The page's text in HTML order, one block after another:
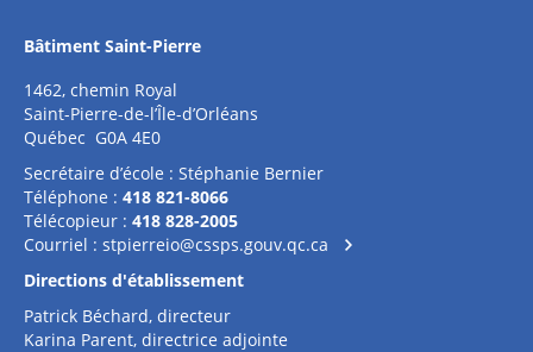
Bâtiment Saint-Pierre
1462, chemin Royal
Saint-Pierre-de-l’Île-d’Orléans
Québec G0A 4E0
Secrétaire d’école : Stéphanie Bernier
Téléphone : 418 821-8066
Télécopieur : 418 828-2005
Courriel : stpierreio@cssps.gouv.qc.ca
Directions d'établissement
Patrick Béchard, directeur
Karina Parent, directrice adjointe